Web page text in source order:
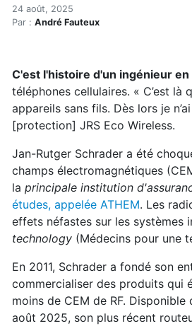
Accueil
Articles
Un routeur (ou logiciel) qui
Un routeur (ou
24 août, 2025
Par : André Fauteux
C'est l'histoire d'un ingénieur en
téléphones cellulaires. « C’est là
appareils sans fils. Dès lors je
[protection] JRS Eco Wireless.
Jan-Rutger Schrader a été
champs électromagnétiques
la principale institution
études, appelée ATHEM. Les
effets néfastes sur les systèmes
technology (Médecins pour une
En 2011, Schrader a fondé son
commercialiser des produits qui
moins de CEM de RF. Disponible
août 2025, son plus récent